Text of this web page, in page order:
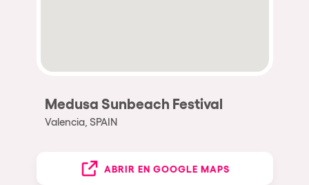
Medusa Sunbeach Festival
Valencia, SPAIN
ABRIR EN GOOGLE MAPS